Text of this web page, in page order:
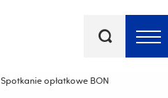
kluczowe
Spotkanie opłatkowe BON